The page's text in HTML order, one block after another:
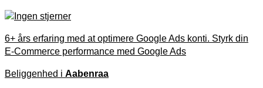
6+ års erfaring med at optimere Google Ads konti. Styrk din
E-Commerce performance med Google Ads
Beliggenhed i Aabenraa